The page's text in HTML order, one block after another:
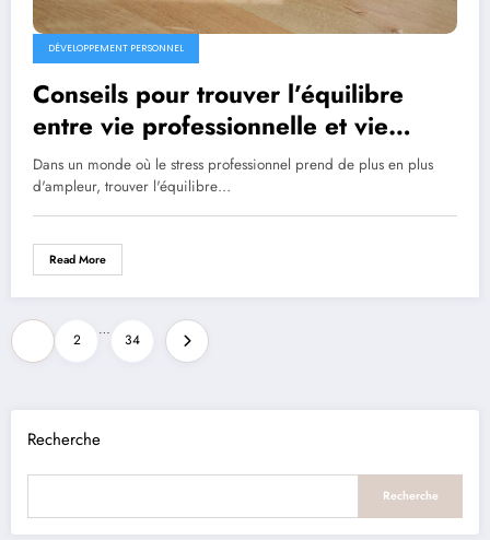
DÉVELOPPEMENT PERSONNEL
Conseils pour trouver l’équilibre
entre vie professionnelle et vie
personnelle
Dans un monde où le stress professionnel prend de plus en plus
d'ampleur, trouver l'équilibre…
Read More
Posts
pagination
2
…
34
Recherche
Recherche